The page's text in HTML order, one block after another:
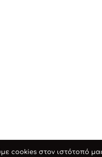
cookies στον ιστότοπό